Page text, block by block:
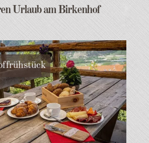
Urlaub am Birkenhof